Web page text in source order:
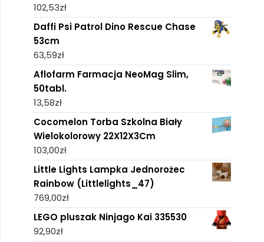
102,53zł
Daffi Psi Patrol Dino Rescue Chase
53cm
63,59zł
Aflofarm Farmacja NeoMag Slim,
50tabl.
13,58zł
Cocomelon Torba Szkolna Biały
Wielokolorowy 22X12X3Cm
103,00zł
Little Lights Lampka Jednorożec
Rainbow (Littlelights_47)
769,00zł
LEGO pluszak Ninjago Kai 335530
92,90zł